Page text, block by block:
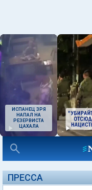
ИСПАНЕЦ ЗРЯ
НАПАЛ НА
РЕЗЕРВИСТА
ЦАХАЛА
ПРЕССА